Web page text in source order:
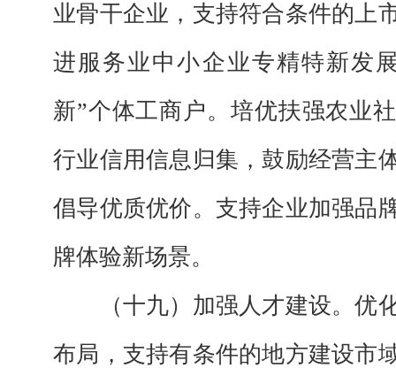
业骨干企业，支持符合条件的上
进服务业中小企业专精特新发
新”个体工商户。培优扶强农业
行业信用信息归集，鼓励经营主
倡导优质优价。支持企业加强品
牌体验新场景。
（十九）加强人才建设。优
布局，支持有条件的地方建设市